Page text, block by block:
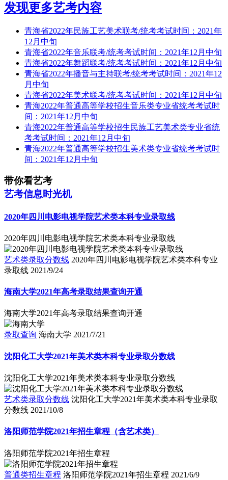
发现更多艺考内容
青海省2022年民族工艺美术联考/统考考试时间：2021年
12月中旬
青海省2022年音乐联考/统考考试时间：2021年12月中旬
青海省2022年舞蹈联考/统考考试时间：2021年12月中旬
青海省2022年播音与主持联考/统考考试时间：2021年12
月中旬
青海省2022年美术联考/统考考试时间：2021年12月中旬
青海2022年普通高等学校招生音乐类专业省统考考试时
间：2021年12月中旬
青海2022年普通高等学校招生民族工艺美术类专业省统
考考试时间：2021年12月中旬
青海2022年普通高等学校招生美术类专业省统考考试时
间：2021年12月中旬
带你看艺考
艺考信息时光机
2020年四川电影电视学院艺术类本科专业录取线
2020年四川电影电视学院艺术类本科专业录取线
艺术类录取分数线 2020年四川电影电视学院艺术类本科专业
录取线 2021/9/24
海南大学2021年高考录取结果查询开通
海南大学2021年高考录取结果查询开通
录取查询 海南大学 2021/7/21
沈阳化工大学2021年美术类本科专业录取分数线
沈阳化工大学2021年美术类本科专业录取分数线
艺术类录取分数线 沈阳化工大学2021年美术类本科专业录取
分数线 2021/10/8
洛阳师范学院2021年招生章程（含艺术类）
洛阳师范学院2021年招生章程
普通类招生章程 洛阳师范学院2021年招生章程 2021/6/9